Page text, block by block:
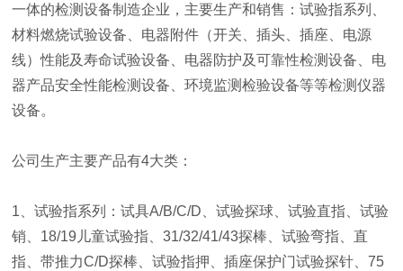
一体的检测设备制造企业，主要生产和销售：试验指系列、
材料燃烧试验设备、电器附件（开关、插头、插座、电源
线）性能及寿命试验设备、电器防护及可靠性检测设备、电
器产品安全性能检测设备、环境监测检验设备等等检测仪器
设备。
公司生产主要产品有4大类：
1、试验指系列：试具A/B/C/D、试验探球、试验直指、试验
销、18/19儿童试验指、31/32/41/43探棒、试验弯指、直
指、带推力C/D探棒、试验指押、插座保护门试验探针、75